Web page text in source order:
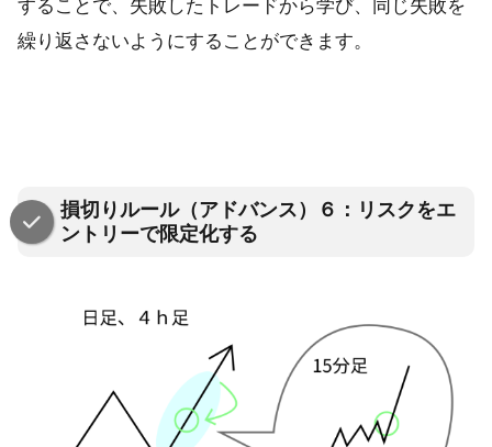
することで、失敗したトレードから学び、同じ失敗を
繰り返さないようにすることができます。
損切りルール（アドバンス）６：リスクをエ
ントリーで限定化する